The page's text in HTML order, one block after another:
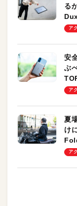
る
のア
安
ぶ
ーア
夏
け
却ア